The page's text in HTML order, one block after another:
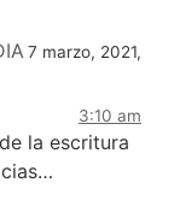
7 marzo, 2021,
3:10 am
la escritura